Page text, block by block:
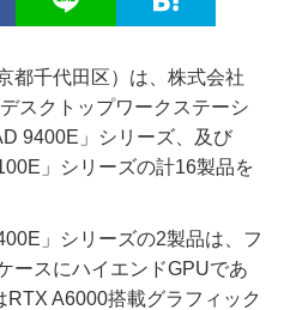
都千代田区）は、株式会社
スクトップワークステーシ
9400E」シリーズ、及び
」シリーズの計16製品を
」シリーズの2製品は、フ
ースにハイエンドGPUであ
A6000搭載グラフィック